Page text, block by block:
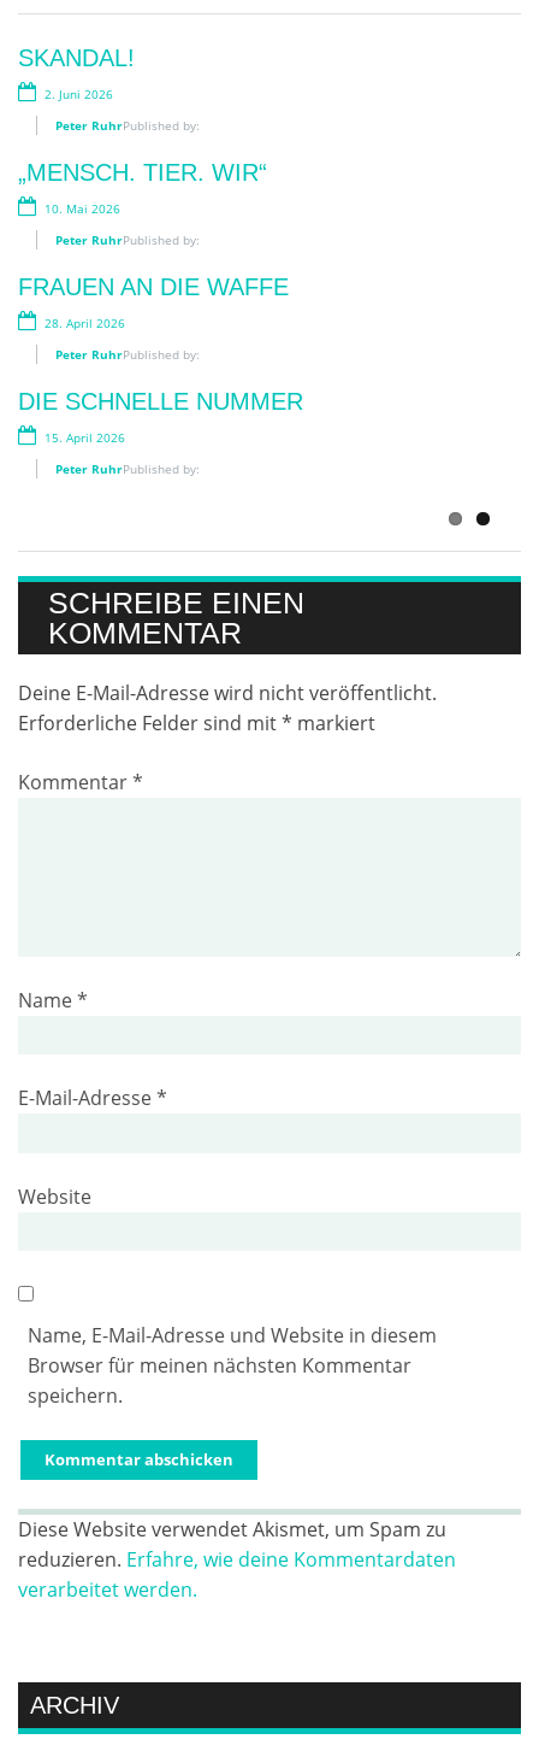
„BIMBI EDUCATI“!
29. Juli 2026
Published by:
Peter Ruhr
BLUMENZAUBER AN DER OOS:
BLOOM-APP? BLOOM UP!
LESEN IM SCHATTEN
WIRKLICH WICHTIG?
SKANDAL!
2. Juni 2026
Published by:
Peter Ruhr
„MENSCH. TIER. WIR“
10. Mai 2026
Published by:
Peter Ruhr
FRAUEN AN DIE WAFFE
28. April 2026
Published by:
Peter Ruhr
DIE SCHNELLE NUMMER
15. April 2026
Published by:
Peter Ruhr
SCHREIBE EINEN
KOMMENTAR
Deine E-Mail-Adresse wird nicht veröffentlicht.
Erforderliche Felder sind mit* markiert
Kommentar*
Name*
E-Mail-Adresse*
Website
Name, E-Mail-Adresse und Website in diesem
Browser für meinen nächsten Kommentar
speichern.
Diese Website verwendet Akismet, um Spam zu
reduzieren. Erfahre, wie deine Kommentardaten
verarbeitet werden.
ARCHIV